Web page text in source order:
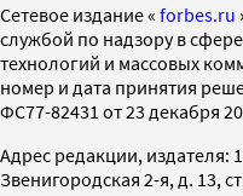
Cетевое издание « forbes.ru
службой по надзору в
технологий и массовых
номер и дата принятия
ФС77-82431 от 23 декабря
Адрес редакции, издателя:
Звенигородская 2-я, д. 13,